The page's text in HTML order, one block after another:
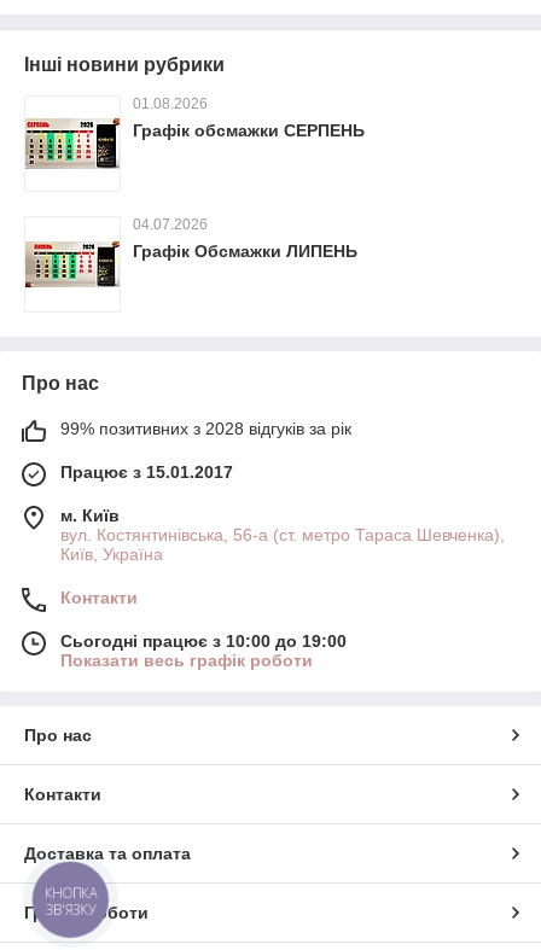
Інші новини рубрики
01.08.2026
Графік обсмажки СЕРПЕНЬ
04.07.2026
Графік Обсмажки ЛИПЕНЬ
Про нас
99% позитивних з 2028 відгуків за рік
Працює з 15.01.2017
м. Київ
вул. Костянтинівська, 56-а (ст. метро Тараса Шевченка),
Київ, Україна
Контакти
Сьогодні працює з 10:00 до 19:00
Показати весь графік роботи
Про нас
Контакти
Доставка та оплата
Графік роботи
КНОПКА
ЗВ'ЯЗКУ